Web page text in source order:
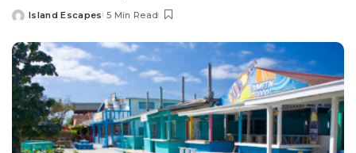
Island Escapes 5 Min Read